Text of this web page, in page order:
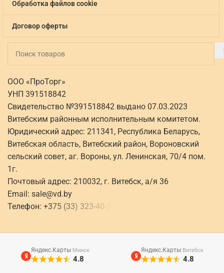
Обработка файлов cookie
Договор оферты
ООО «ПроТорг»
УНП 391518842
Свидетельство №391518842 выдано 07.03.2023
Витебским районным исполнительным комитетом.
Юридический адрес: 211341, Республика Беларусь,
Витебская область, Витебский район, Вороновский
сельский совет, аг. Вороны, ул. Ленинская, 70/4 пом.
1г.
Почтовый адрес: 210032, г. Витебск, а/я 36
Email:sale@vd.by
Телефон:+375 (33) 323-40-
Яндекс.Карты Минск
4.8
Яндекс.Карты Витебск
4.8